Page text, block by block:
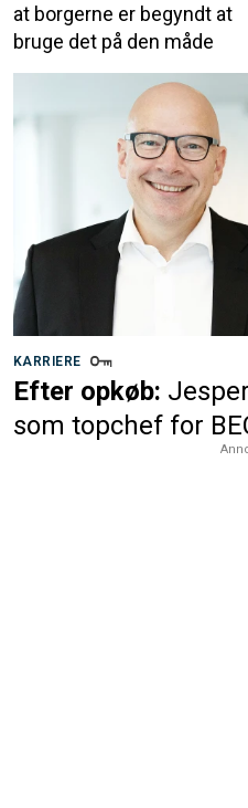
at borgerne er begyndt at
bruge det på den måde
KARRIERE
Efter opkøb:
som topchef for